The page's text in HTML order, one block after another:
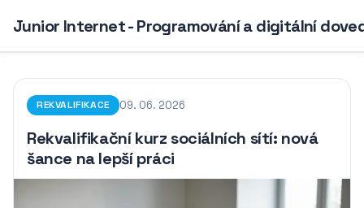
Junior Internet - Programování a digitální
REKVALIFIKACE 09. 06. 2026
Rekvalifikační kurz sociálních sítí: nová
šance na lepší práci